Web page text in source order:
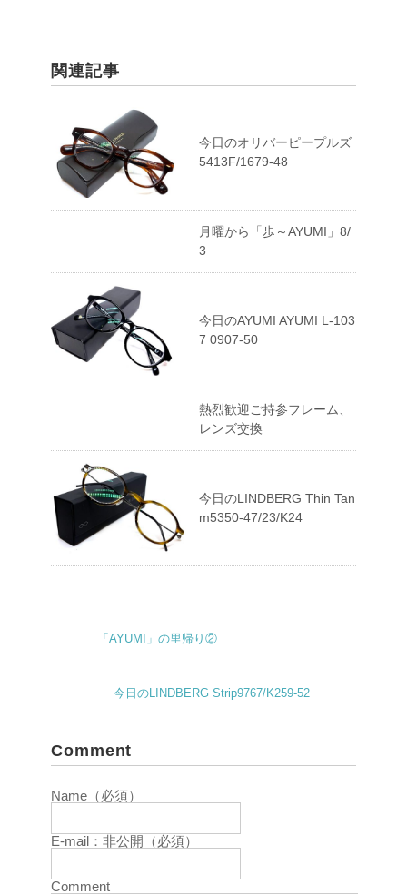
関連記事
今日のオリバーピープルズ
5413F/1679-48
月曜から「歩～AYUMI」8/
3
今日のAYUMI AYUMI L-103
7 0907-50
熱烈歓迎ご持参フレーム、
レンズ交換
今日のLINDBERG Thin Tan
m5350-47/23/K24
「AYUMI」の里帰り②
今日のLINDBERG Strip9767/K259-52
Comment
Name（必須）
E-mail：非公開（必須）
Comment